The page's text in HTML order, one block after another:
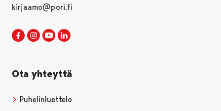
kirjaamo@pori.fi
Porin kaupunki Facebookissa
Avautuu uudessa välilehdessä
Porin kaupunki Instagramissa
Avautuu uudessa välilehdessä
Porin kaupunki Youtubessa
Avautuu uudessa välilehdessä
Ota yhteyttä
Puhelinluettelo